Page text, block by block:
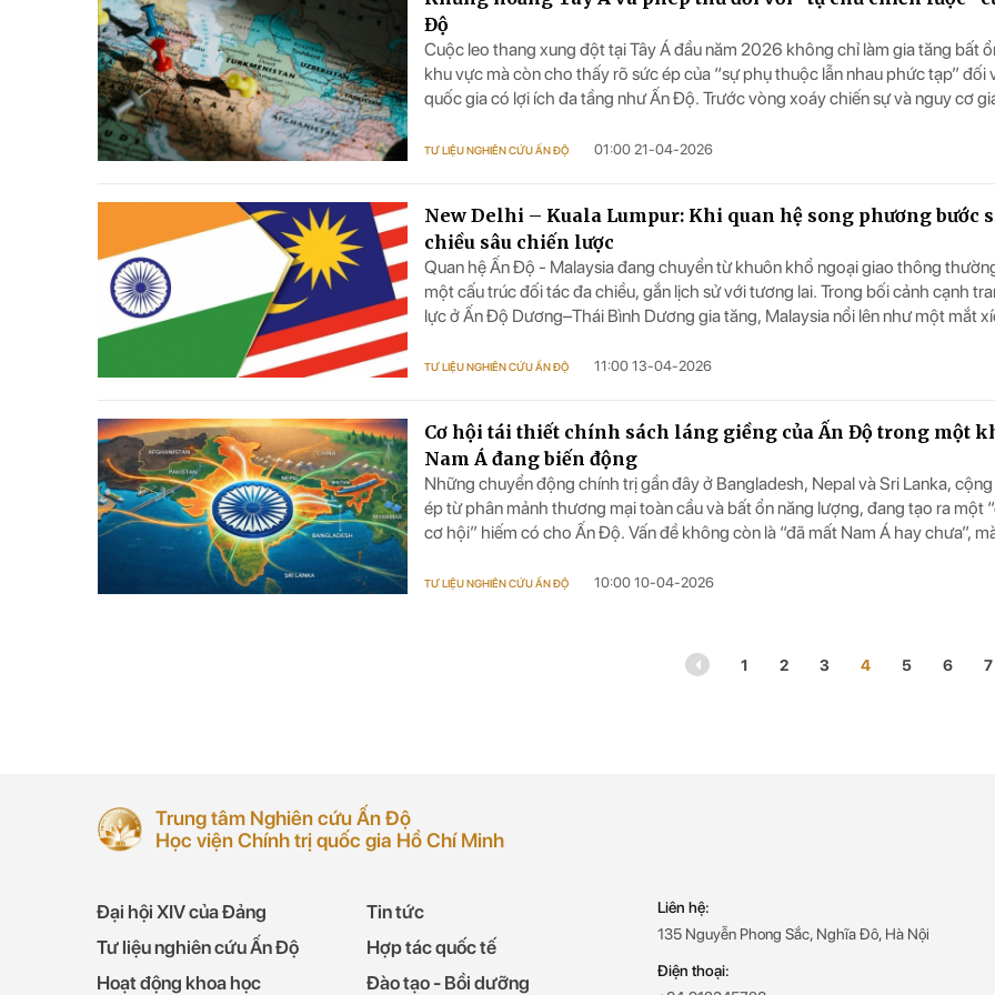
Độ
Cuộc leo thang xung đột tại Tây Á đầu năm 2026 không chỉ làm gia tăng bất
khu vực mà còn cho thấy rõ sức ép của “sự phụ thuộc lẫn nhau phức tạp” đối
quốc gia có lợi ích đa tầng như Ấn Độ. Trước vòng xoáy chiến sự và nguy cơ
cân bằng, đa hướng, vừa bảo vệ an ninh năng lượng, vừa duy trì an toàn cho
TƯ LIỆU NGHIÊN CỨU ẤN ĐỘ 01:00 21-04-2026
New Delhi – Kuala Lumpur: Khi quan hệ song phương bước
chiều sâu chiến lược
Quan hệ Ấn Độ - Malaysia đang chuyển từ khuôn khổ ngoại giao thông
một cấu trúc đối tác đa chiều, gắn lịch sử với tương lai. Trong bối cảnh cạnh
lực ở Ấn Độ Dương–Thái Bình Dương gia tăng, Malaysia nổi lên như một mắt
TƯ LIỆU NGHIÊN CỨU ẤN ĐỘ 11:00 13-04-2026
Cơ hội tái thiết chính sách láng giềng của Ấn Độ trong một
Nam Á đang biến động
Những chuyển động chính trị gần đây ở Bangladesh, Nepal và Sri Lanka,
ép từ phân mảnh thương mại toàn cầu và bất ổn năng lượng, đang tạo ra một
cơ hội” hiếm có cho Ấn Độ. Vấn đề không còn là “đã mất Nam Á hay chưa”,
bình đẳng và đo đếm được bằng lợi ích hay không.
TƯ LIỆU NGHIÊN CỨU ẤN ĐỘ 10:00 10-04-2026
1 2 3 4 5 6 7
Trung tâm Nghiên cứu Ấn Độ
Học viện Chính trị quốc gia Hồ Chí Minh
Đại hội XIV của Đảng
Tin tức
Tư liệu nghiên cứu Ấn Độ
Hợp tác quốc tế
Hoạt động khoa học
Đào tạo - Bồi dưỡng
Liên hệ:
135 Nguyễn Phong Sắc, Nghĩa Đô, Hà Nội
Điện thoại: